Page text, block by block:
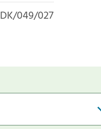
DK/049/027